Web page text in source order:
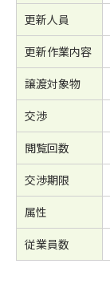
更新人員
更新作業内容
譲渡対象物
交渉
閲覧回数
交渉期限
属性
従業員数